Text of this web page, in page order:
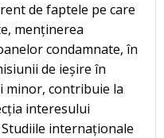
de faptele pe care
menținerea
condamnate, în
de ieșire în
minor, contribuie la
interesului
internaționale